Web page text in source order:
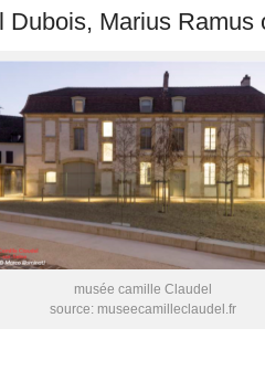
Dubois, Marius Ramus
musée camille Claudel
source: museecamilleclaudel.fr